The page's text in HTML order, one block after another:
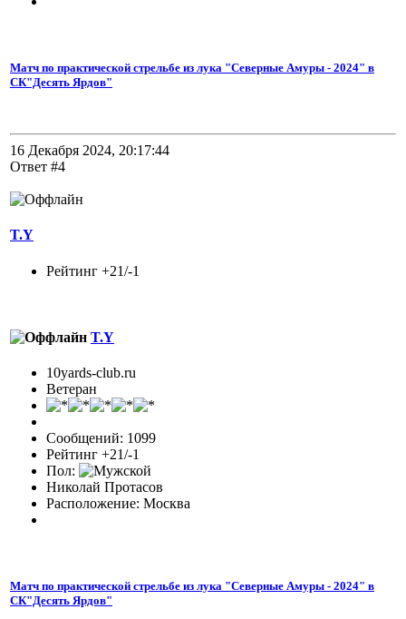
Матч по практической стрельбе из лука "Северные Амуры - 2024" в
СК"Десять Ярдов"
16 Декабря 2024, 20:17:44
Ответ #4
T.Y
Рейтинг +21/-1
T.Y
10yards-club.ru
Ветеран
Сообщений: 1099
Рейтинг +21/-1
Пол:
Николай Протасов
Расположение: Москва
Матч по практической стрельбе из лука "Северные Амуры - 2024" в
СК"Десять Ярдов"